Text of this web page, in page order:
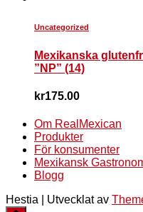
Uncategorized
Mexikanska
”NP” (14)
kr175.00
Om RealMexican
Produkter
För konsumenter
Mexikansk
Blogg
Hestia | Utvecklat av